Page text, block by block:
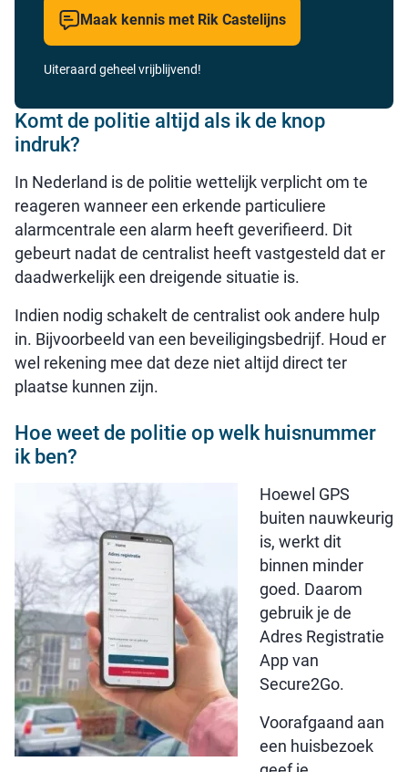
Maak kennis met Rik Castelijns
Uiteraard geheel vrijblijvend!
Komt de politie altijd als ik de knop
indruk?
In Nederland is de politie wettelijk verplicht om te
reageren wanneer een erkende particuliere
alarmcentrale een alarm heeft geverifieerd. Dit
gebeurt nadat de centralist heeft vastgesteld dat er
daadwerkelijk een dreigende situatie is.
Indien nodig schakelt de centralist ook andere hulp
in. Bijvoorbeeld van een beveiligingsbedrijf. Houd er
wel rekening mee dat deze niet altijd direct ter
plaatse kunnen zijn.
Hoe weet de politie op welk huisnummer
ik ben?
Hoewel GPS
buiten nauwkeurig
is, werkt dit
binnen minder
goed. Daarom
gebruik je de
Adres Registratie
App van
Secure2Go.
Voorafgaand aan
een huisbezoek